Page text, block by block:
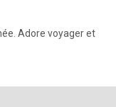
Adore voyager et